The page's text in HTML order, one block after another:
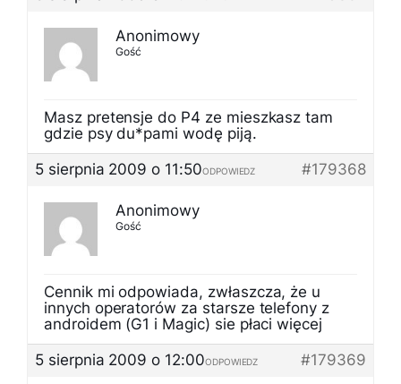
Anonimowy
Gość
Masz pretensje do P4 ze mieszkasz tam
gdzie psy du*pami wodę piją.
5 sierpnia 2009 o 11:50
#179368
ODPOWIEDZ
Anonimowy
Gość
Cennik mi odpowiada, zwłaszcza, że u
innych operatorów za starsze telefony z
androidem (G1 i Magic) sie płaci więcej
5 sierpnia 2009 o 12:00
#179369
ODPOWIEDZ